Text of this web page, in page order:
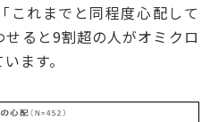
これまでと同程度心配して
ると9割超の人がオミクロ
ます。